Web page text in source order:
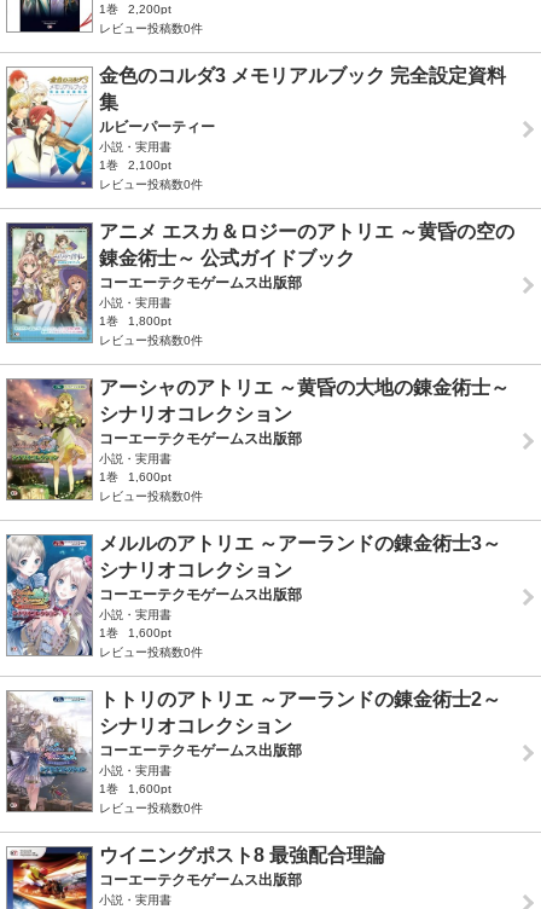
1巻
2,200pt
レビュー投稿数0件
金色のコルダ3 メモリアルブック 完全設定資料
集
ルビーパーティー
小説・実用書
1巻
2,100pt
レビュー投稿数0件
アニメ エスカ＆ロジーのアトリエ ～黄昏の空の
錬金術士～ 公式ガイドブック
コーエーテクモゲームス出版部
小説・実用書
1巻
1,800pt
レビュー投稿数0件
アーシャのアトリエ ～黄昏の大地の錬金術士～
シナリオコレクション
コーエーテクモゲームス出版部
小説・実用書
1巻
1,600pt
レビュー投稿数0件
メルルのアトリエ ～アーランドの錬金術士3～
シナリオコレクション
コーエーテクモゲームス出版部
小説・実用書
1巻
1,600pt
レビュー投稿数0件
トトリのアトリエ ～アーランドの錬金術士2～
シナリオコレクション
コーエーテクモゲームス出版部
小説・実用書
1巻
1,600pt
レビュー投稿数0件
ウイニングポスト8 最強配合理論
コーエーテクモゲームス出版部
小説・実用書